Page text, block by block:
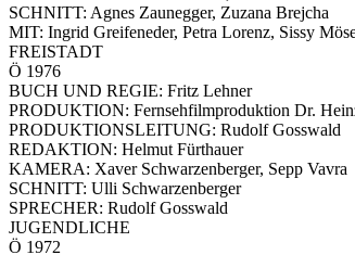
SCHNITT: Agnes Zaunegger, Zuzana Brejcha
MIT: Ingrid Greifeneder, Petra Lorenz, Sissy
FREISTADT
Ö 1976
BUCH UND REGIE: Fritz Lehner
PRODUKTION: Fernsehfilmproduktion Dr.
PRODUKTIONSLEITUNG: Rudolf Gosswald
REDAKTION: Helmut Fürthauer
KAMERA: Xaver Schwarzenberger, Sepp Vavra
SCHNITT: Ulli Schwarzenberger
SPRECHER: Rudolf Gosswald
JUGENDLICHE
Ö 1972